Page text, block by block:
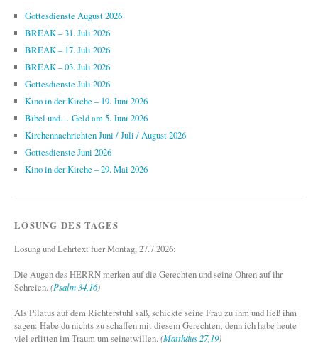
Gottesdienste August 2026
BREAK – 31. Juli 2026
BREAK – 17. Juli 2026
BREAK – 03. Juli 2026
Gottesdienste Juli 2026
Kino in der Kirche – 19. Juni 2026
Bibel und… Geld am 5. Juni 2026
Kirchennachrichten Juni / Juli / August 2026
Gottesdienste Juni 2026
Kino in der Kirche – 29. Mai 2026
LOSUNG DES TAGES
Losung und Lehrtext fuer Montag, 27.7.2026:
Die Augen des HERRN merken auf die Gerechten und seine Ohren auf ihr
Schreien.(Psalm 34,16)
Als Pilatus auf dem Richterstuhl saß, schickte seine Frau zu ihm und ließ ihm
sagen: Habe du nichts zu schaffen mit diesem Gerechten; denn ich habe heute
viel erlitten im Traum um seinetwillen.(Matthäus 27,19)